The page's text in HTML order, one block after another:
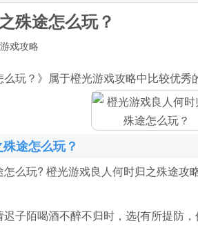
殊途怎么玩？
戏攻略
玩？》属于橙光游戏攻略中比较优秀
途怎么玩？
么玩? 橙光游戏良人何时归之殊途攻
陌喝酒不醉不归时，选{有所提防，